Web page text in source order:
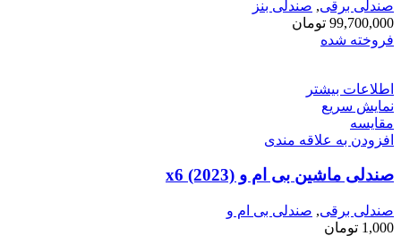
صندلی برقی, صندلی بنز
99,700,000 تومان
فروخته شده
اطلاعات بیشتر
نمایش سریع
مقايسه
افزودن به علاقه مندی
صندلی ماشین بی ام و x6 (2023)
صندلی برقی, صندلی بی ام و
1,000 تومان